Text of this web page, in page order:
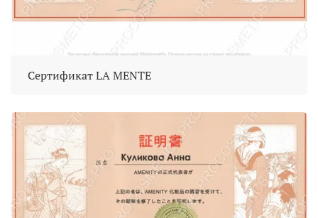
Сертификат LA MENTE